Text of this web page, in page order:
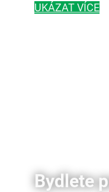
UKÁZAT VÍCE
Bydlete